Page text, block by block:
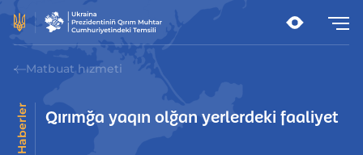
Matbuat hızmeti
Haberler Qırımğa yaqın olğan yerlerdeki faaliyet